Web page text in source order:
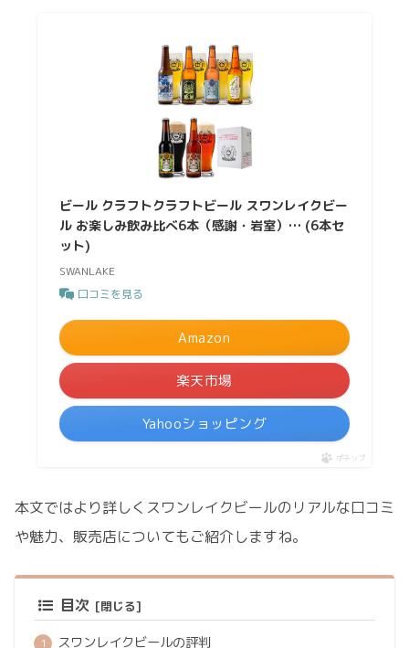
ビール クラフトクラフトビール スワンレイクビー
ル お楽しみ飲み比べ6本（感謝・岩室）… (6本セ
ット)
SWANLAKE
口コミを見る
Amazon
楽天市場
Yahooショッピング
ポチップ
本文ではより詳しくスワンレイクビールのリアルな口コミ
や魅力、販売店についてもご紹介しますね。
目次
スワンレイクビールの評判